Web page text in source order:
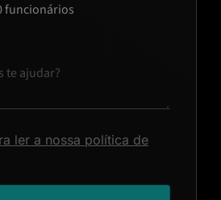
funcionários
ler a nossa política de